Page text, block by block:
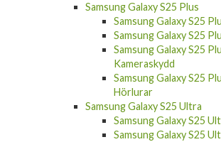
Samsung Galaxy S25
Samsung Galaxy S25
Samsung Galaxy S25
Kameraskydd
Samsung Galaxy S25
Hörlurar
Samsung Galaxy S25 Ultra
Samsung Galaxy S25
Samsung Galaxy S25
Samsung Galaxy S25